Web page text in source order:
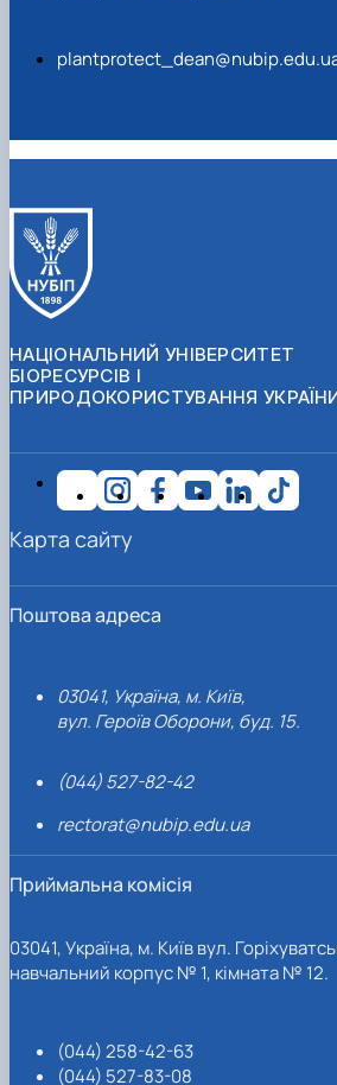
НАЦІОНАЛЬНИЙ УНІВЕРСИТЕТ
БІОРЕСУРСІВ І
ПРИРОДОКОРИСТУВАННЯ
Поштова адреса
03041, Україна, м. Київ,
вул. Героїв Оборони, буд. 15.
(044) 527-82-42
rectorat@nubip.edu.ua
Приймальна комісія
03041, Україна, м. Київ вул.
навчальний корпус № 1, кімната № 12.
(044) 258-42-63
(044) 527-83-08
Карта сайту